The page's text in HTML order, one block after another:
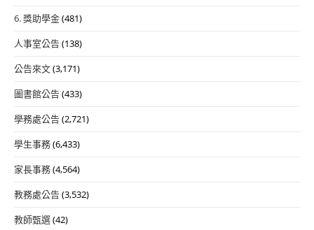
6. 獎助學金(481)
人事室公告(138)
公告來文(3,171)
圖書館公告(433)
學務處公告(2,721)
學生事務(6,433)
家長事務(4,564)
教務處公告(3,532)
教師甄選(42)